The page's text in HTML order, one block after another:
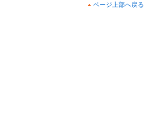
ページ上部へ戻る